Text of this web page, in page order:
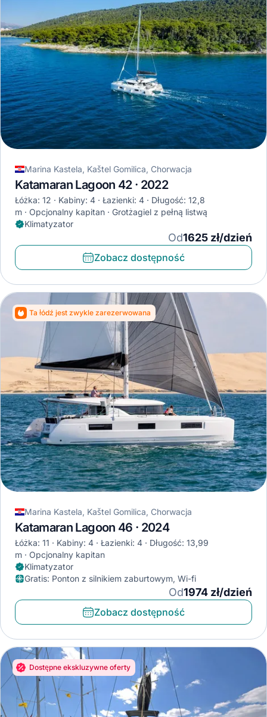
Marina Kastela, Kaštel Gomilica, Chorwacja
Katamaran Lagoon 42 · 2022
Łóżka: 12 Kabiny: 4 Łazienki: 4
Długość: 12,8
m
Opcjonalny kapitan
Grotżagiel z pełną listwą
Klimatyzator
Od1625 zł/dzień
Zobacz dostępność
Ta łódź jest zwykle zarezerwowana
Marina Kastela, Kaštel Gomilica, Chorwacja
Katamaran Lagoon 46 · 2024
Łóżka: 11 Kabiny: 4 Łazienki: 4
Długość: 13,99
m
Opcjonalny kapitan
Klimatyzator
Gratis: Ponton z silnikiem zaburtowym, Wi-fi
Od1974 zł/dzień
Zobacz dostępność
Dostępne ekskluzywne oferty